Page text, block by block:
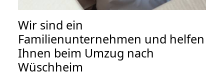
Wir sind ein
Familienunternehmen und helfen
Ihnen beim Umzug nach
Wüschheim